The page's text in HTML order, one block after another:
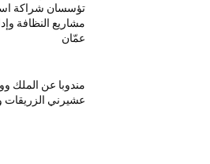
تؤسسان شراكة
مشاريع النظافة
عمّان
مندوبا عن الملك
عشيرني الزريقات